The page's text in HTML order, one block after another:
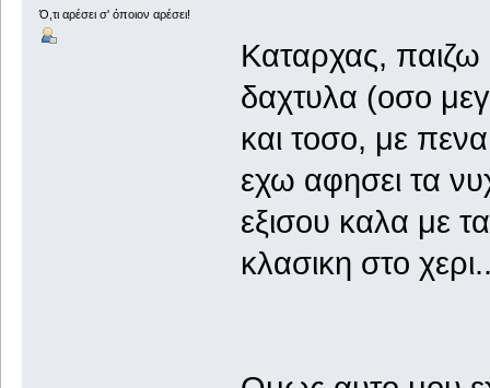
Ό,τι αρέσει σ' όποιον αρέσει!
Καταρχας,
δαχτυλα (οσο
και τοσο, με
εχω αφησει τα
εξισου καλα με
κλασικη στο